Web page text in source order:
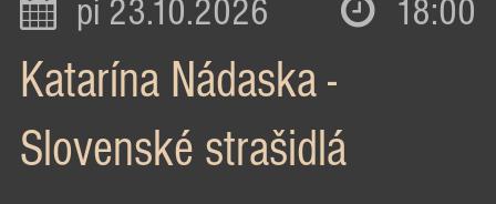
pi 23.10.2026 18:00
Katarína Nádaska -
Slovenské strašidlá